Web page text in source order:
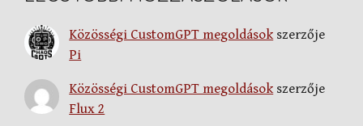
Közösségi CustomGPT megoldásokszerzője
Pi
Közösségi CustomGPT megoldásokszerzője
Flux 2